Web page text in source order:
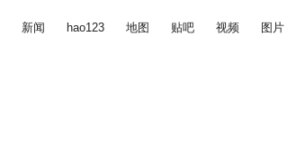
新闻 hao123 地图 贴吧 视频 图片